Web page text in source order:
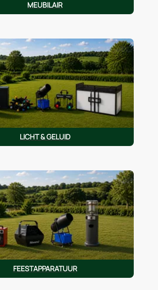
MEUBILAIR
LICHT & GELUID
FEESTAPPARATUUR